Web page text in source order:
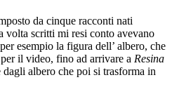
da cinque racconti nati
volta scritti mi resi conto avevano
esempio la figura dell’ albero, che
il video, fino ad arrivare a Resina
dagli albero che poi si trasforma in